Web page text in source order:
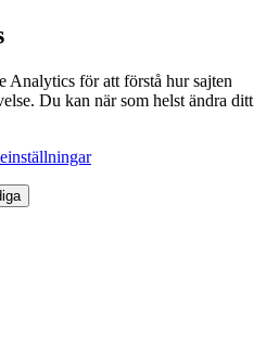
Analytics för att förstå hur sajten
Du kan när som helst ändra ditt